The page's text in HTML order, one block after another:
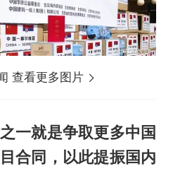
查看更多图片
一就是争取更多中国
合同，以此提振国内